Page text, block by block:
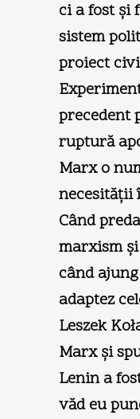
ci a fost şi
sistem
proiect
precedent
ruptură
Marx o
necesităţii
Când
marxism
când
adaptez
Leszek
Marx şi
Lenin a
văd eu